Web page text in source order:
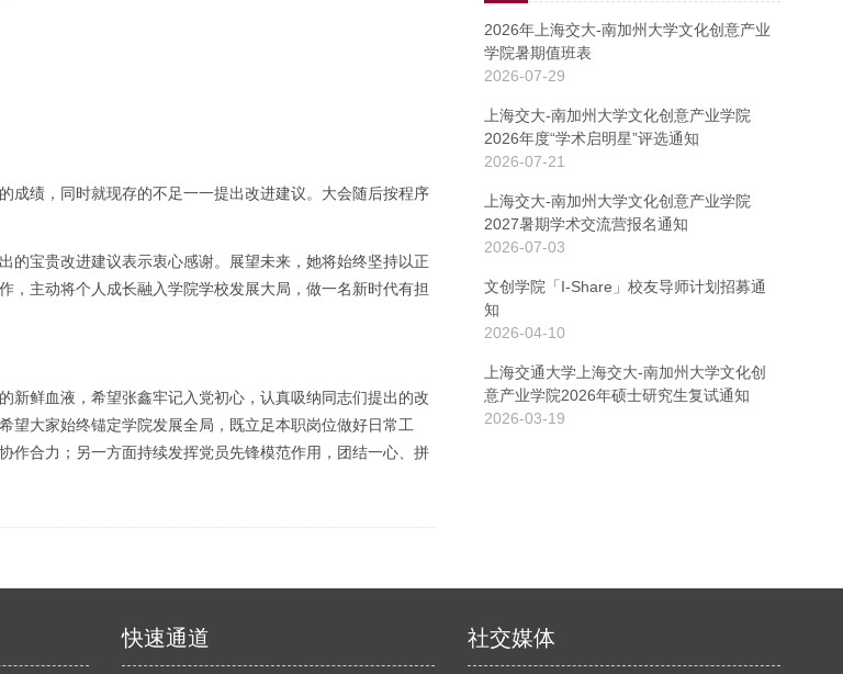
成绩，同时就现存的不足一一提出改进建议。大会随后按程序
的宝贵改进建议表示衷心感谢。展望未来，她将始终坚持以正
，主动将个人成长融入学院学校发展大局，做一名新时代有担
新鲜血液，希望张鑫牢记入党初心，认真吸纳同志们提出的改
望大家始终锚定学院发展全局，既立足本职岗位做好日常工
作合力；另一方面持续发挥党员先锋模范作用，团结一心、拼
2026年上海交大-南加州大学文化创意产业
学院暑期值班表
2026-07-29
上海交大-南加州大学文化创意产业学院
2026年度“学术启明星”评选通知
2026-07-21
上海交大-南加州大学文化创意产业学院
2027暑期学术交流营报名通知
2026-07-03
文创学院「I-Share」校友导师计划招募通
知
2026-04-10
上海交通大学上海交大-南加州大学文化创
意产业学院2026年硕士研究生复试通知
2026-03-19
快速通道 社交媒体